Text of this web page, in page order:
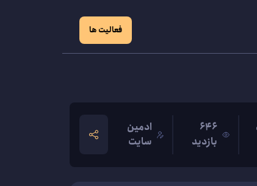
فعالیت ها
646
بازدید
ادمین
سایت